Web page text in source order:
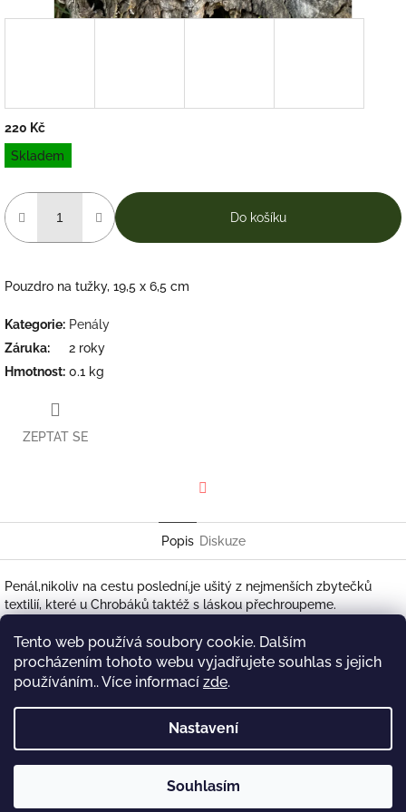
Tento web používá soubory cookie. Dalším
procházením tohoto webu vyjadřujete souhlas s jejich
používáním.. Více informací zde.
Nastavení
Souhlasím
220 Kč
Měrná
cena:
Skladem
Do košíku
Pouzdro na tužky, 19,5 x 6,5 cm
Kategorie: Penály
Záruka:
2 roky
Hmotnost: 0.1 kg
ZEPTAT SE
Popis Diskuze
Penál,nikoliv na cestu poslední,je ušitý z nejmenších zbytečků
textilií, které u Chrobáků taktéž s láskou přechroupeme.
Ideální dárek pro učitele, akorát tak na pár tužek a
propisek.Hlavně na tu červenou.
Rozměr: 19,5 x 6,5cm
Vytvořil Shoptet Copyright 2026Obchůdek u Chrobáků. Všechna práva
vyhrazena.